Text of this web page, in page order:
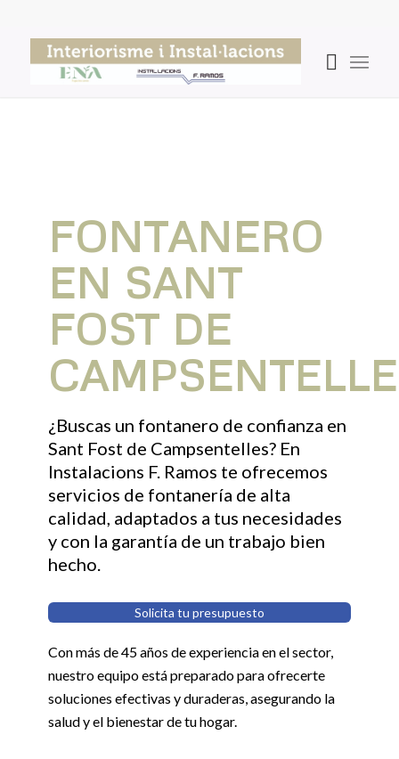
FONTANERO
EN SANT
FOST DE
¿Buscas un fontanero de confianza en
Sant Fost de Campsentelles? En
Instalacions F. Ramos te ofrecemos
servicios de fontanería de alta
calidad, adaptados a tus necesidades
y con la garantía de un trabajo bien
hecho.
Solicita tu presupuesto
Con más de 45 años de experiencia en el sector,
nuestro equipo está preparado para ofrecerte
soluciones efectivas y duraderas, asegurando la
salud y el bienestar de tu hogar.